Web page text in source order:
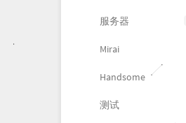
服务器
Mirai
Handsome
测试